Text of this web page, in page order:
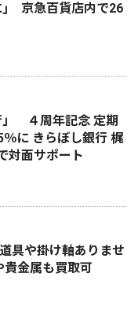
｣ 京急百貨店内で26
」 ４周年記念 定期
に きらぼし銀行 梶
対面サポート
具や掛け軸ありませ
貴金属も買取可